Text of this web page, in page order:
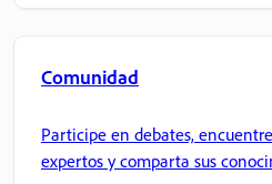
Comunidad
Participe en debates,
expertos y comparta sus